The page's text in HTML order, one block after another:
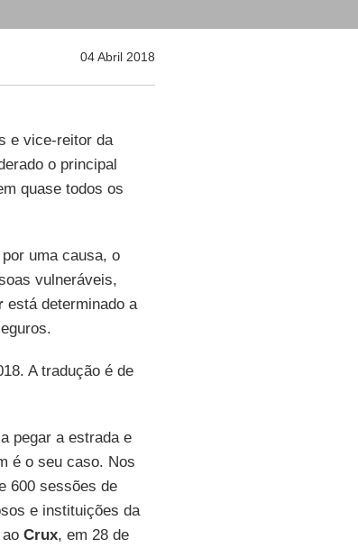
04 Abril 2018
e vice-reitor da
o principal
quase todos os
uma causa, o
vulneráveis,
está determinado a
A tradução é de
pegar a estrada e
é o seu caso. Nos
600 sessões de
e instituições da
Crux, em 28 de